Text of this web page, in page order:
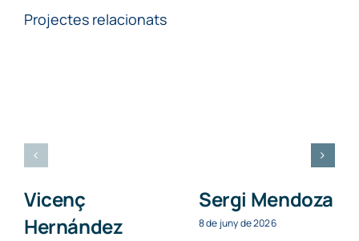
Projectes relacionats
Vicenç
Hernández
Sergi Mendoza
8 de juny de 2026